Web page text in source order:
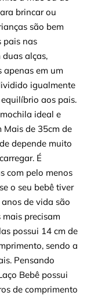
brincar ou
são bem
pais nas
alças,
apenas em um
igualmente
aos pais.
ideal e
Mais de 35cm de
depende muito
É
com pelo menos
o seu bebê tiver
de vida são
mais precisam
possui 14 cm de
sendo a
Pensando
Bebê possui
de comprimento